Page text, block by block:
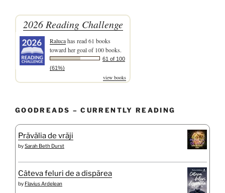
2026 Reading Challenge
Ralucahas read 61 books
toward her goal of 100 books.
61 of 100
(61%)
view books
GOODREADS – CURRENTLY READING
Prăvălia de vrăji
bySarah Beth Durst
Câteva feluri de a dispărea
by Flavius Ardelean